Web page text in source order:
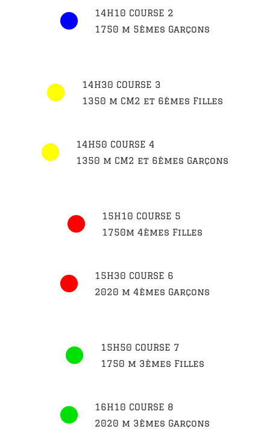
14H10 COURSE 2
1750 m 5èmes Garçons
14H30 COURSE 3
1350 m CM2 et 6èmes Filles
14H50 COURSE 4
1350 m CM2 et 6èmes Garçons
15H10 COURSE 5
1750m 4èmes Filles
15H30 COURSE 6
2020 m 4èmes Garçons
15H50 COURSE 7
1750 m 3èmes Filles
16H10 COURSE 8
2020 m 3èmes Garçons